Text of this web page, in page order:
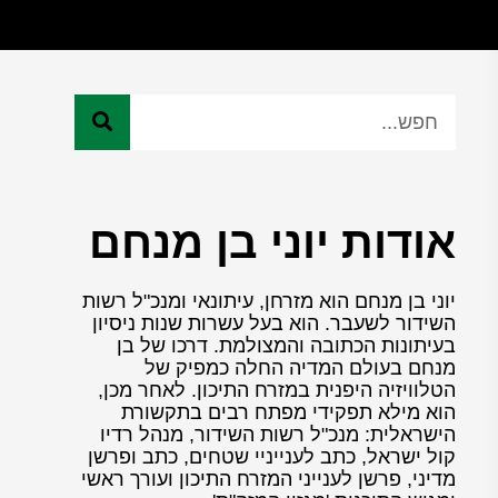
אודות יוני בן מנחם
יוני בן מנחם הוא מזרחן, עיתונאי ומנכ"ל רשות
השידור לשעבר. הוא בעל עשרות שנות ניסיון
בעיתונות הכתובה והמצולמת. דרכו של בן
מנחם בעולם המדיה החלה כמפיק של
הטלוויזיה היפנית במזרח התיכון. לאחר מכן,
הוא מילא תפקידי מפתח רבים בתקשורת
הישראלית: מנכ"ל רשות השידור, מנהל רדיו
קול ישראל, כתב לענייניי שטחים, כתב ופרשן
מדיני, פרשן לענייני המזרח התיכון ועורך ראשי